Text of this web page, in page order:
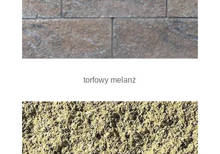
torfowy melanż